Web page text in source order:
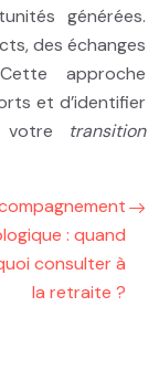
générées.
des échanges
approche
et d’identifier
votre transition
: quand
consulter à
la retraite ?